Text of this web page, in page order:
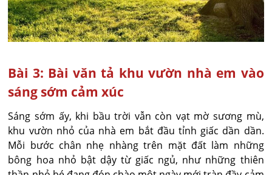
Bài 3: Bài văn tả khu vườn nhà em vào
sáng sớm cảm xúc
Sáng sớm ấy, khi bầu trời vẫn còn vạt mờ sương mù,
khu vườn nhỏ của nhà em bắt đầu tỉnh giấc dần dần.
Mỗi bước chân nhẹ nhàng trên mặt đất làm những
bông hoa nhỏ bật dậy từ giấc ngủ, như những thiên